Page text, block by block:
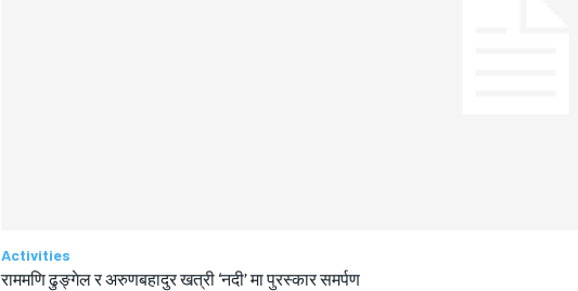
Activities
राममणि ढुङ्गेल र अरुणबहादुर खत्री ‘नदी’ मा पुरस्कार समर्पण